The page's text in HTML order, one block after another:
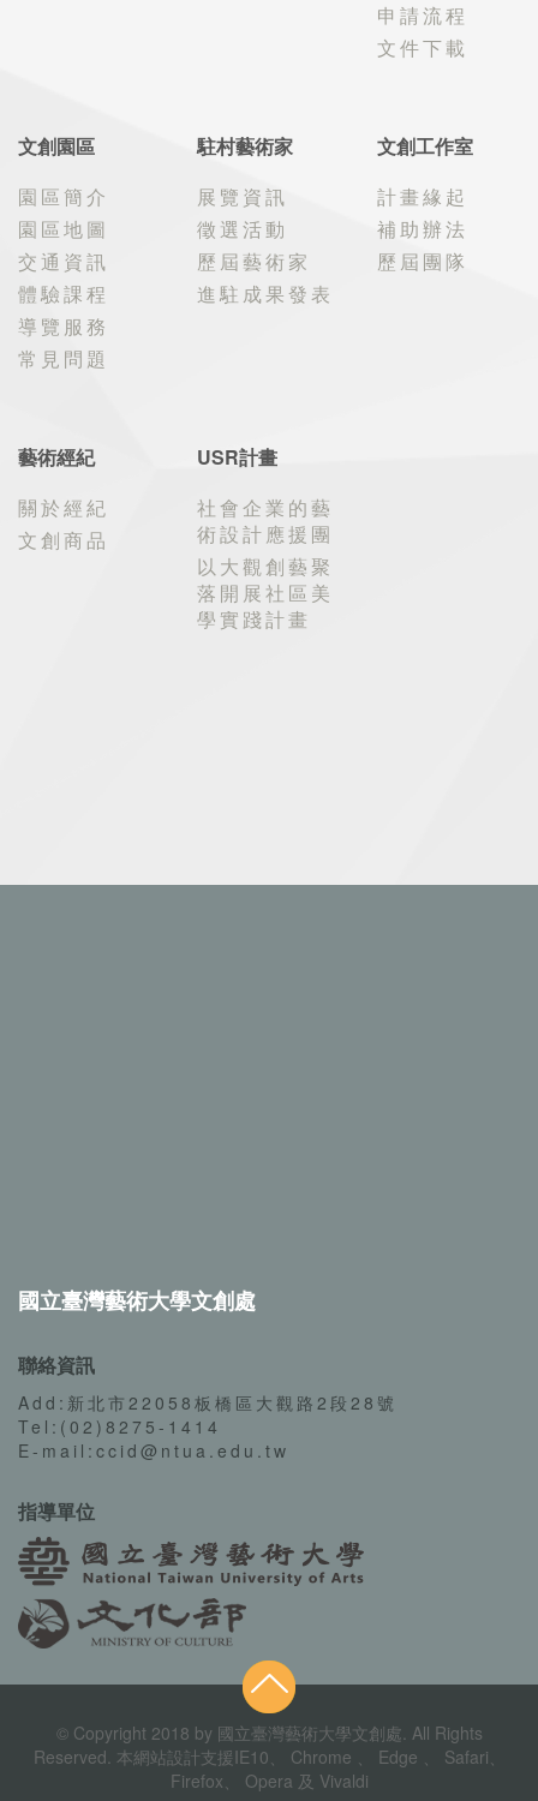
申請流程
文件下載
文創園區
園區簡介
園區地圖
交通資訊
體驗課程
導覽服務
常見問題
駐村藝術家
展覽資訊
徵選活動
歷屆藝術家
進駐成果發表
文創工作室
計畫緣起
補助辦法
歷屆團隊
藝術經紀
關於經紀
文創商品
USR計畫
社會企業的藝
術設計應援團
以大觀創藝聚
落開展社區美
學實踐計畫
國立臺灣藝術大學文創處
聯絡資訊
Add:新北市22058板橋區大觀路2段28號
Tel:(02)8275-1414
E-mail:ccid@ntua.edu.tw
指導單位
© Copyright 2018 by 國立臺灣藝術大學文創處. All Rights
Reserved. 本網站設計支援IE10、 Chrome 、 Edge 、 Safari、
Firefox、 Opera 及 Vivaldi